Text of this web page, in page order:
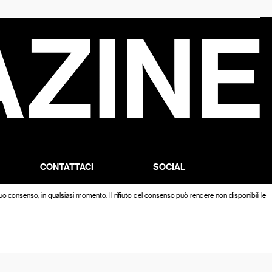
CONTATTACI
DROP US A LINE
SOCIAL
FACEBOOK
consenso, in qualsiasi momento. Il rifiuto del consenso può rendere non disponibili le